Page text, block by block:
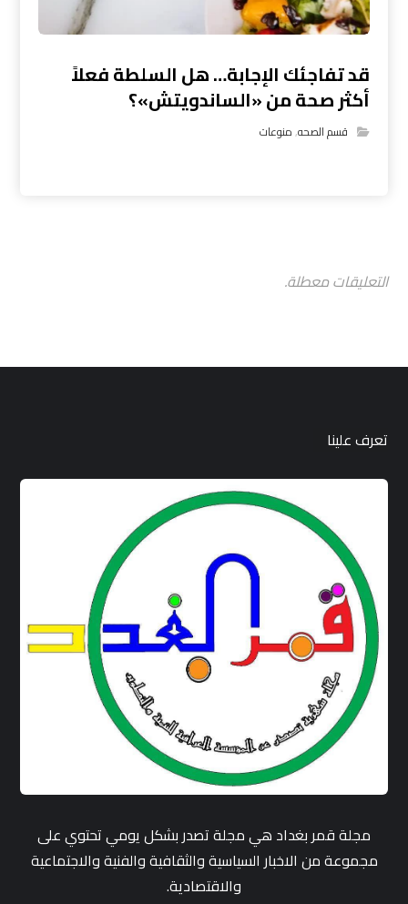
قد تفاجئك الإجابة… هل السلطة فعلاً
أكثر صحة من «الساندويتش»؟
قسم الصحه,منوعات
التعليقات معطلة.
تعرف علينا
مجلة قمر بغداد هي مجلة تصدر بشكل يومي تحتوي على
مجموعة من الاخبار السياسية والثقافية والفنية والاجتماعية
والاقتصادية.